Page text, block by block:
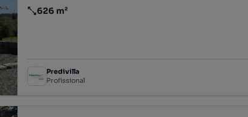
Preço por metro quadrado
626 m²
Predivilla
Profissional